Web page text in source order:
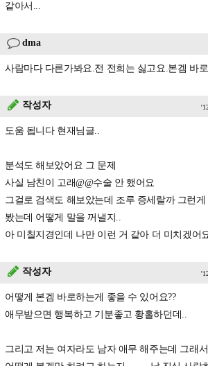
같아서...
dma
사람마다 다른가봐요.전 전희는 싫고요.본겜 바
작성자
도움 됩니다 현재님글..
분석도 해보았어요 그 문제
사실 남친이 고래@@수술 안 했어요
그걸로 검색도 해보았는데 조루 증세랄까 그런
봤는데 어떻게 말을 꺼낼지..
아 미칠지경인데 나만 이런 거 같아 더 미치겠어
작성자
어떻게 본겜 바로하는게 좋을 수 있어요??
애무받으면 행복하고 기분좋고 황홀하던데..
그리고 저는 여자라도 남자 애무 해주는데 그래